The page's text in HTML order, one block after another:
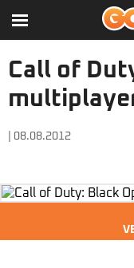
Call of
| 08.08.2012